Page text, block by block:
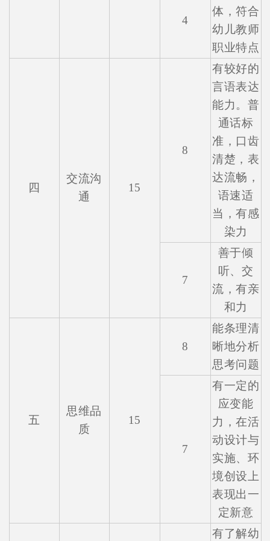
4
体，符合
幼儿教师
职业特点
四
交流沟
通
15
8
有较好的
言语表达
能力。普
通话标
准，口齿
清楚，表
达流畅，
语速适
当，有感
染力
7
善于倾
听、交
流，有亲
和力
五
思维品
质
15
8
能条理清
晰地分析
思考问题
7
有一定的
应变能
力，在活
动设计与
实施、环
境创设上
表现出一
定新意
有了解幼